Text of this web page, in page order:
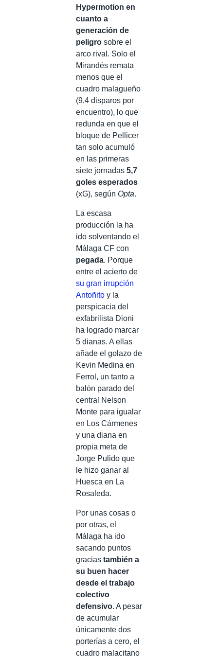
Hypermotion en
cuanto a
generación de
peligro sobre el
arco rival. Solo el
Mirandés remata
menos que el
cuadro malagueño
(9,4 disparos por
encuentro), lo que
redunda en que el
bloque de Pellicer
tan solo acumuló
en las primeras
siete jornadas 5,7
goles esperados
(xG), según Opta.
La escasa
producción la ha
ido solventando el
Málaga CF con
pegada. Porque
entre el acierto de
su gran irrupción
Antoñito y la
perspicacia del
exfabrilista Dioni
ha logrado marcar
5 dianas. A ellas
añade el golazo de
Kevin Medina en
Ferrol, un tanto a
balón parado del
central Nelson
Monte para igualar
en Los Cármenes
y una diana en
propia meta de
Jorge Pulido que
le hizo ganar al
Huesca en La
Rosaleda.
Por unas cosas o
por otras, el
Málaga ha ido
sacando puntos
gracias también a
su buen hacer
desde el trabajo
colectivo
defensivo. A pesar
de acumular
únicamente dos
porterías a cero, el
cuadro malacitano